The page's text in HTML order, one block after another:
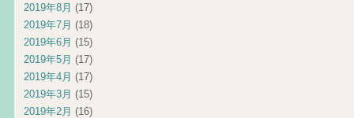
2019年8月 (17)
2019年7月 (18)
2019年6月 (15)
2019年5月 (17)
2019年4月 (17)
2019年3月 (15)
2019年2月 (16)